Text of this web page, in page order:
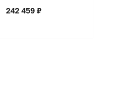
242 459 ₽